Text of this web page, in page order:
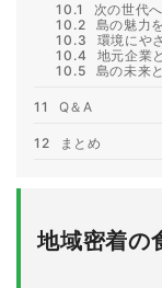
10.1
次の世代
10.2
島の魅力
10.3
環境にや
10.4
地元企業
10.5
島の未来
11 Q＆A
12 まとめ
地域密着の